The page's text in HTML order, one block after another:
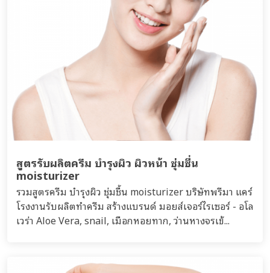
สูตรรับผลิตครีม บำรุงผิว ผิวหน้า ชุ่มชื่น
moisturizer
รวมสูตรครีม บำรุงผิว ชุ่มชื้น moisturizer บริษัทพรีมา แคร์
โรงงานรับผลิตทำครีม สร้างแบรนด์ มอยส์เจอร์ไรเซอร์ - อโล
เวร่า Aloe Vera, snail, เมือกหอยทาก, ว่านหางจรเข้...